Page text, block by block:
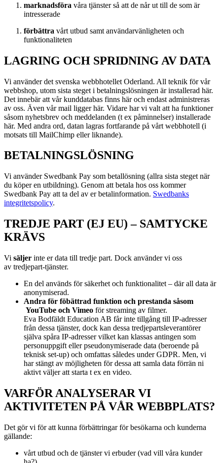
marknadsföra våra tjänster så att de når ut till de som är
intresserade
förbättra vårt utbud samt användarvänligheten och
funktionaliteten
LAGRING OCH SPRIDNING AV DATA
Vi använder det svenska webbhotellet Oderland. All teknik för vår
webbshop, utom sista steget i betalningslösningen är installerad här.
Det innebär att vår kunddatabas finns här och endast administreras
av oss. Även vår mail ligger här. Vidare har vi valt att ha funktioner
såsom nyhetsbrev och meddelanden (t ex påminnelser) installerade
här. Med andra ord, datan lagras fortfarande på vårt webbhotell (i
motsats till MailChimp eller liknande).
BETALNINGSLÖSNING
Vi använder Swedbank Pay som betallösning (allra sista steget när
du köper en utbildning). Genom att betala hos oss kommer
Swedbank Pay att ta del av er betalinformation. Swedbanks
integritetspolicy.
TREDJE PART (EJ EU) – SAMTYCKE
KRÄVS
Vi säljer inte er data till tredje part. Dock använder vi oss
av tredjepart-tjänster.
En del används för säkerhet och funktionalitet – där all data är
anonymiserad.
Andra för föbättrad funktion och prestanda såsom
YouTube och Vimeo för streaming av filmer.
Eva Bodfäldt Education AB får inte tillgång till IP-adresser
från dessa tjänster, dock kan dessa tredjepartsleverantörer
själva spåra IP-adresser vilket kan klassas antingen som
personuppgift eller pseudonymiserade data (beroende på
teknisk set-up) och omfattas således under GDPR. Men, vi
har stängt av möjligheten för dessa att samla data förrän ni
aktivt väljer att starta t ex en video.
VARFÖR ANALYSERAR VI
AKTIVITETEN PÅ VÅR WEBBPLATS?
Det gör vi för att kunna förbättringar för besökarna och kunderna
gällande:
vårt utbud och de tjänster vi erbuder (vad vill våra kunder